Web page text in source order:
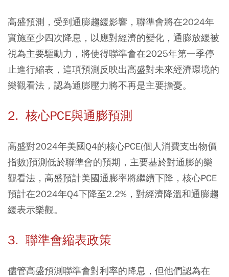
高盛預測，受到通膨趨緩影響，聯準會將在2024年
實施至少四次降息，以應對經濟的變化，通膨放緩被
視為主要驅動力，將使得聯準會在2025年第一季停
止進行縮表，這項預測反映出高盛對未來經濟環境的
樂觀看法，認為通膨壓力將不再是主要擔憂。
2. 核心PCE與通膨預測
高盛對2024年美國Q4的核心PCE(個人消費支出物價
指數)預測低於聯準會的預期，主要基於對通膨的樂
觀看法，高盛預計美國通膨率將繼續下降，核心PCE
預計在2024年Q4下降至2.2%，對經濟降溫和通膨趨
緩表示樂觀。
3. 聯準會縮表政策
儘管高盛預測聯準會對利率的降息，但他們認為在